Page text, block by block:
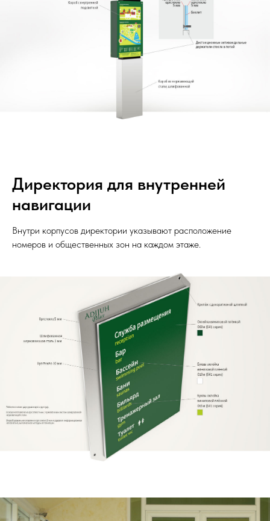
Директория для внутренней
навигации
Внутри корпусов директории указывают расположение
номеров и общественных зон на каждом этаже.